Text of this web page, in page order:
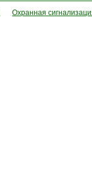
Охранная